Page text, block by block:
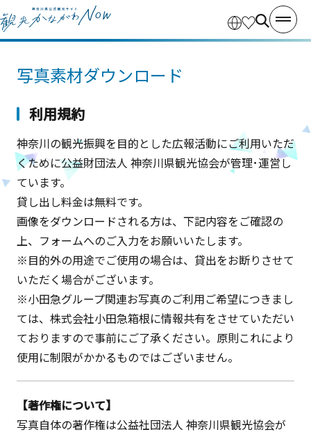
写真素材ダウンロード
利用規約
神奈川の観光振興を目的とした広報活動にご利用いただ
くために公益財団法人 神奈川県観光協会が管理･運営し
ています。
貸し出し料金は無料です。
画像をダウンロードされる方は、下記内容をご確認の
上、フォームへのご入力をお願いいたします。
※目的外の用途でご使用の場合は、貸出をお断りさせて
いただく場合がございます。
※小田急グループ関連お写真のご利用ご希望につきまし
ては、株式会社小田急箱根に情報共有をさせていただい
ておりますので事前にご了承ください。原則これにより
使用に制限がかかるものではございません。
【著作権について】
写真自体の著作権は公益社団法人 神奈川県観光協会が